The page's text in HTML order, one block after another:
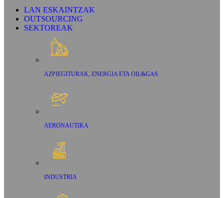
LAN ESKAINTZAK
OUTSOURCING
SEKTOREAK
AZPIEGITURAK, ENERGIA ETA OIL&GAS
AERONAUTIKA
INDUSTRIA